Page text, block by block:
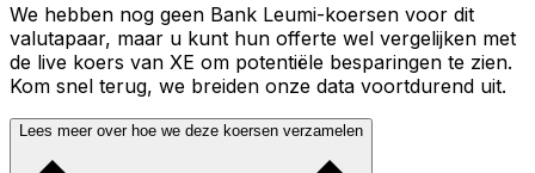
We hebben nog geen Bank Leumi-koersen voor dit
valutapaar, maar u kunt hun offerte wel vergelijken met
de live koers van XE om potentiële besparingen te zien.
Kom snel terug, we breiden onze data voortdurend uit.
Lees meer over hoe we deze koersen verzamelen